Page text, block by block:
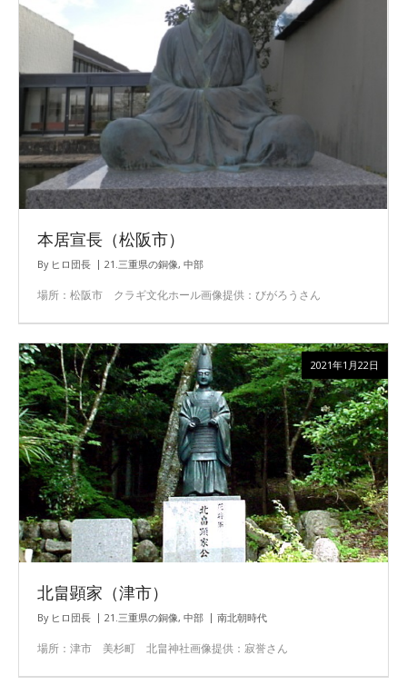
本居宣長（松阪市）
By ヒロ団長 21.三重県の銅像, 中部
場所：松阪市 クラギ文化ホール画像提供：びがろうさん
北畠顕家（津市）
By ヒロ団長 21.三重県の銅像, 中部 南北朝時代
場所：津市 美杉町 北畠神社画像提供：寂誉さん
2021年1月22日